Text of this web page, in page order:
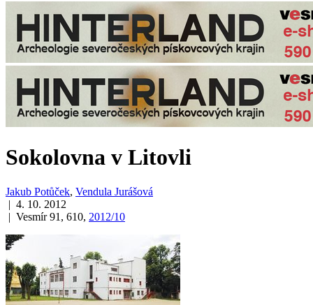
Sokolovna v Litovli
Jakub Potůček, Vendula Jurášová
| 4. 10. 2012
| Vesmír 91, 610, 2012/10